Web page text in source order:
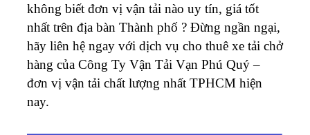
không biết đơn vị vận tải nào uy tín, giá tốt
nhất trên địa bàn Thành phố ? Đừng ngần ngại,
hãy liên hệ ngay với dịch vụ cho thuê xe tải chở
hàng của Công Ty Vận Tải Vạn Phú Quý –
đơn vị vận tải chất lượng nhất TPHCM hiện
nay.